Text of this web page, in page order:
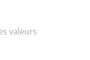
valeurs